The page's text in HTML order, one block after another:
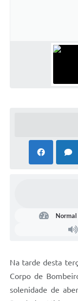
Na tarde desta
Corpo de
solenidade de